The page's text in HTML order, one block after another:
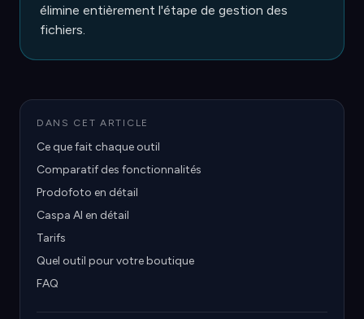
élimine entièrement l'étape de gestion des
fichiers.
DANS CET ARTICLE
Ce que fait chaque outil
Comparatif des fonctionnalités
Prodofoto en détail
Caspa AI en détail
Tarifs
Quel outil pour votre boutique
FAQ